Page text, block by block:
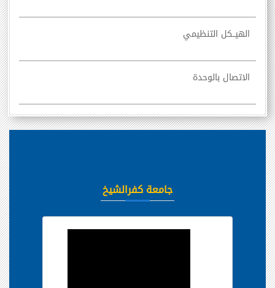
الهيــكل التنظيمي
الاتصال بالوحدة
جامعة كفرالشيخ